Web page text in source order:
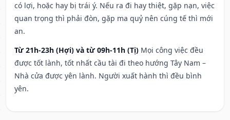
có lợi, hoặc hay bị trái ý. Nếu ra đi hay thiệt, gặp nạn, việc
quan trọng thì phải đòn, gặp ma quỷ nên cúng tế thì mới
an.
Từ 21h-23h (Hợi) và từ 09h-11h (Tị) Mọi công việc đều
được tốt lành, tốt nhất cầu tài đi theo hướng Tây Nam –
Nhà cửa được yên lành. Người xuất hành thì đều bình
yên.